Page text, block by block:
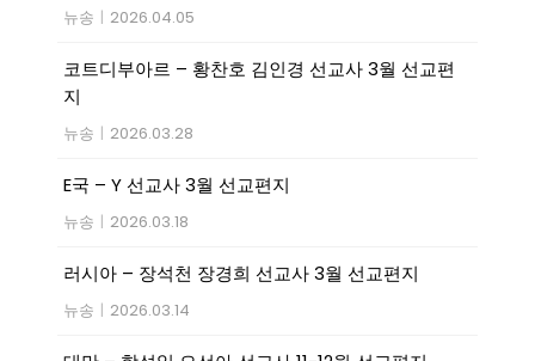
뉴송 | 2026.04.05
코트디부아르 – 황찬호 김인경 선교사 3월 선교편
지
뉴송 | 2026.03.28
E국 – Y 선교사 3월 선교편지
뉴송 | 2026.03.18
러시아 – 장석천 장경희 선교사 3월 선교편지
뉴송 | 2026.03.14